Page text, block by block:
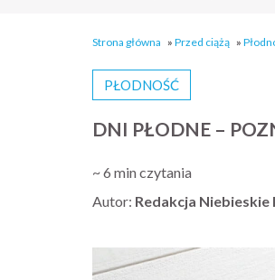
Strona główna » Przed ciążą »
DNI PŁODNE –
PŁODNOŚĆ
~ 6 min czytania
Autor: Redakcja Niebieskie